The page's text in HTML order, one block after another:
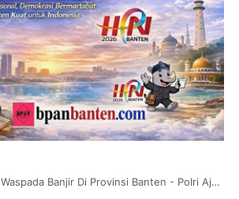
Waspada Banjir Di Provinsi Banten - Polri Ajak Masyarakat Siapsiaga Dan Hubungi 110 Jika Butuh Bantuan